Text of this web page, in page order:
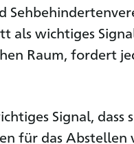
als wichtiges
Raum, fordert
Signal,
für das